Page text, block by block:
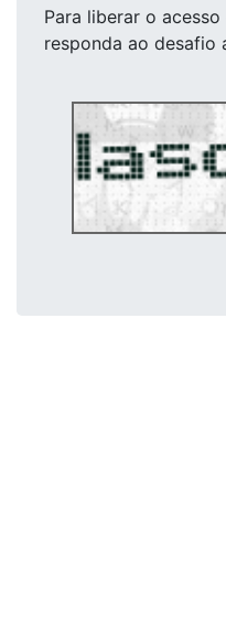
Para liberar o acesso
responda ao desafio